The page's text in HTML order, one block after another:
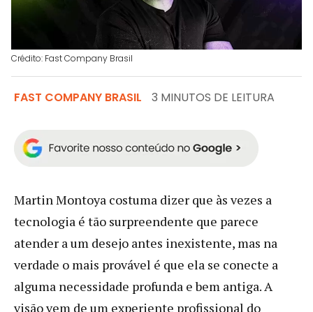
Crédito: Fast Company Brasil
FAST COMPANY BRASIL 3 MINUTOS DE LEITURA
Martin Montoya costuma dizer que às vezes a
tecnologia é tão surpreendente que parece
atender a um desejo antes inexistente, mas na
verdade o mais provável é que ela se conecte a
alguma necessidade profunda e bem antiga. A
visão vem de um experiente profissional do